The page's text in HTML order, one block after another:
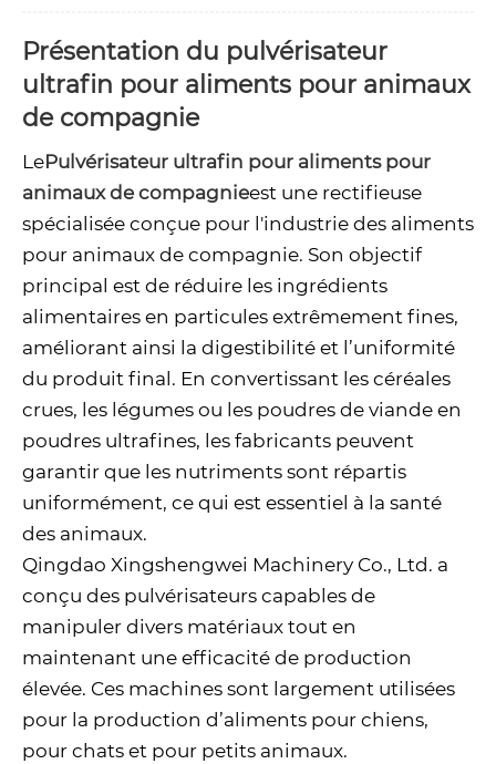
Présentation du pulvérisateur
ultrafin pour aliments pour animaux
de compagnie
LePulvérisateur ultrafin pour aliments pour
animaux de compagnieest une rectifieuse
spécialisée conçue pour l'industrie des aliments
pour animaux de compagnie. Son objectif
principal est de réduire les ingrédients
alimentaires en particules extrêmement fines,
améliorant ainsi la digestibilité et l’uniformité
du produit final. En convertissant les céréales
crues, les légumes ou les poudres de viande en
poudres ultrafines, les fabricants peuvent
garantir que les nutriments sont répartis
uniformément, ce qui est essentiel à la santé
des animaux.
Qingdao Xingshengwei Machinery Co., Ltd. a
conçu des pulvérisateurs capables de
manipuler divers matériaux tout en
maintenant une efficacité de production
élevée. Ces machines sont largement utilisées
pour la production d’aliments pour chiens,
pour chats et pour petits animaux.